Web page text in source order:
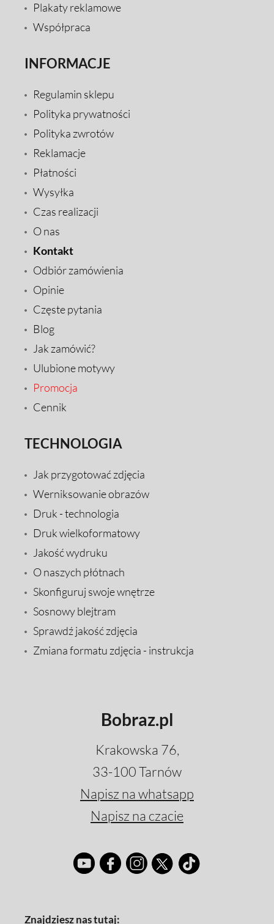
Plakaty reklamowe
Współpraca
INFORMACJE
Regulamin sklepu
Polityka prywatności
Polityka zwrotów
Reklamacje
Płatności
Wysyłka
Czas realizacji
O nas
Kontakt
Odbiór zamówienia
Opinie
Częste pytania
Blog
Jak zamówić?
Ulubione motywy
Promocja
Cennik
TECHNOLOGIA
Jak przygotować zdjęcia
Werniksowanie obrazów
Druk - technologia
Druk wielkoformatowy
Jakość wydruku
O naszych płótnach
Skonfiguruj swoje wnętrze
Sosnowy blejtram
Sprawdź jakość zdjęcia
Zmiana formatu zdjęcia - instrukcja
Bobraz.pl
Krakowska 76,
33-100 Tarnów
Napisz na whatsapp
Napisz na czacie
Znajdziesz nas tutaj: